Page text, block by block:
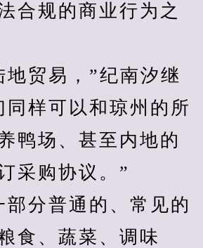
合规的商业行为之
贸易，”纪南汐继
同样可以和琼州的所
鸭场、甚至内地的
采购协议。”
分普通的、常见的
食、蔬菜、调味